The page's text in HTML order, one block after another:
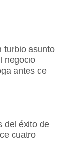
turbio asunto
negocio
antes de
del éxito de
cuatro